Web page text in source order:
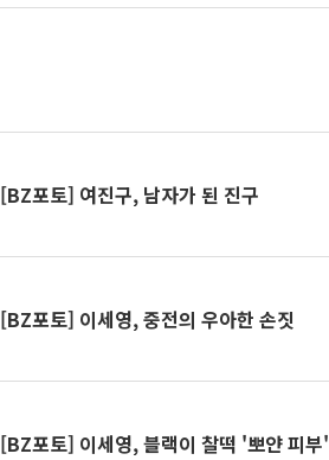
[BZ포토] 여진구, 남자가 된 진구
[BZ포토] 이세영, 중전의 우아한 손짓
[BZ포토] 이세영, 블랙이 찰떡 '뽀얀 피부'